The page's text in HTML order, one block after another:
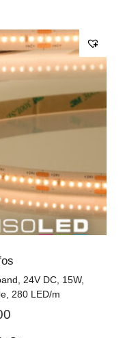
24V DC, 15W,
280 LED/m